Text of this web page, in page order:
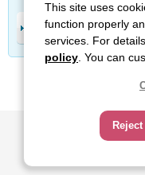
有料駐車場
サイトのご利用につ
ソ
This site uses
function properly
services. For
policy . You can
Reject